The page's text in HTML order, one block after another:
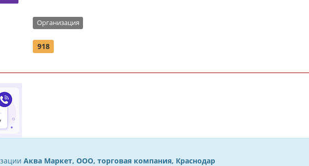
Организация
918
Аква Маркет, ООО, торговая компания, Краснодар